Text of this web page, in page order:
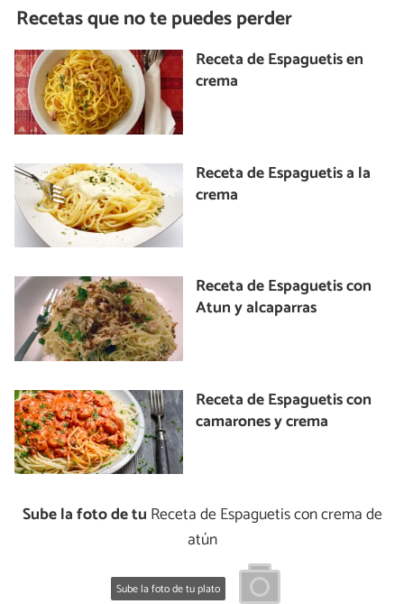
Recetas que no te puedes perder
Receta de Espaguetis en
crema
Receta de Espaguetis a la
crema
Receta de Espaguetis con
Atun y alcaparras
Receta de Espaguetis con
camarones y crema
Sube la foto de tu Receta de Espaguetis con crema de
atún
Sube la foto de tu plato